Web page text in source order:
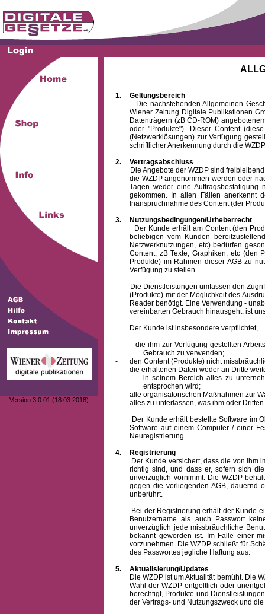
Version 3.0.01 (18.03.2018)
1.
Geltungsbereich
Die nachstehenden Allgemeinen
Wiener Zeitung Digitale Publikationen
Datenträgern (zB CD-ROM)
oder "Produkte"). Dieser Content
(Netzwerklösungen) zur Verfügung
schriftlicher Anerkennung durch die
2.
Vertragsabschluss
Die Angebote der WZDP sind freibleibend.
die WZDP angenommen werden oder
Tagen weder eine
gekommen. In allen Fällen anerkennt
Inanspruchnahme des Content (der
3.
Nutzungsbedingungen/Urheberrecht
Der Kunde erhält am Content (den
beliebigen vom Kunden
Netzwerknutzungen, etc) bedürfen
Content, zB Texte, Graphiken, etc (den
Produkte) im Rahmen dieser AGB zu
Verfügung zu stellen.
Die Dienstleistungen umfassen den Zugriff
(Produkte) mit der Möglichkeit des
Reader benötigt. Eine Verwendung -
vereinbarten Gebrauch hinausgeht, ist
Der Kunde ist insbesondere verpflichtet,
-
die ihm zur Verfügung gestellten
Gebrauch zu verwenden;
-
den Content (Produkte) nicht
-
die erhaltenen Daten weder an Dritte
-
in seinem Bereich alles zu
entsprochen wird;
-
alle organisatorischen Maßnahmen zur
-
alles zu unterlassen, was ihm oder
Der Kunde erhält bestellte Software im
Software auf einem Computer / einer
Neuregistrierung.
4.
Registrierung
Der Kunde versichert, dass die von ihm
richtig sind, und dass er, sofern sich
unverzüglich vornimmt. Die WZDP
gegen die vorliegenden AGB, dauernd
unberührt.
Bei der Registrierung erhält der Kunde
Benutzernameals auch Passwort
unverzüglich jede missbräuchliche
bekannt geworden ist. Im Falle einer
vorzunehmen. Die WZDP schließt für
des Passwortes jegliche Haftung aus.
5.
Aktualisierung/Updates
Die WZDP ist um Aktualität bemüht. Die
Wahl der WZDP entgeltlich oder
berechtigt, Produkte und
der Vertrags- und Nutzungszweck und